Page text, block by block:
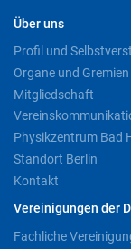
Über uns
Profil und
Organe und Gremien
Mitgliedschaft
Physikzentrum Bad
Standort Berlin
Kontakt
Vereinigungen der
Fachliche